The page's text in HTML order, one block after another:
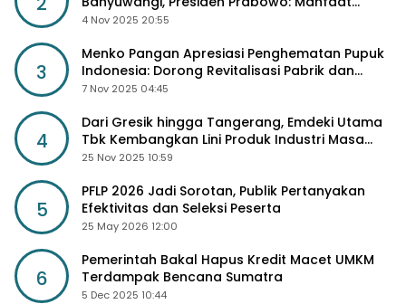
Sosial Lebih Besar
4 Nov 2025 20:55
3
Menko Pangan Apresiasi Penghematan Pupuk
Indonesia: Dorong Revitalisasi Pabrik dan
Diskon Harga Pupuk
7 Nov 2025 04:45
4
Dari Gresik hingga Tangerang, Emdeki Utama
Tbk Kembangkan Lini Produk Industri Masa
Depan
25 Nov 2025 10:59
5
PFLP 2026 Jadi Sorotan, Publik Pertanyakan
Efektivitas dan Seleksi Peserta
25 May 2026 12:00
6
Pemerintah Bakal Hapus Kredit Macet UMKM
Terdampak Bencana Sumatra
5 Dec 2025 10:44